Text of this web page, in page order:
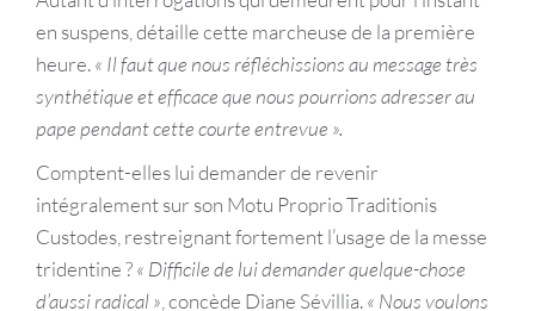
en suspens, détaille cette marcheuse de la première
heure.« Il faut que nous réfléchissions au message très
synthétique et efficace que nous pourrions adresser au
pape pendant cette courte entrevue ».
Comptent-elles lui demander de revenir
intégralement sur son Motu Proprio Traditionis
Custodes, restreignant fortement l’usage de la messe
tridentine ?« Difficile de lui demander quelque-chose
d’aussi radical » , concède Diane Sévillia.« Nous voulons